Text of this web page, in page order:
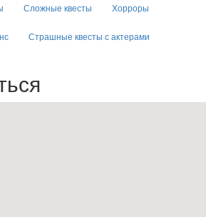
Сложные квесты
Хорроры
Страшные квесты с актерами